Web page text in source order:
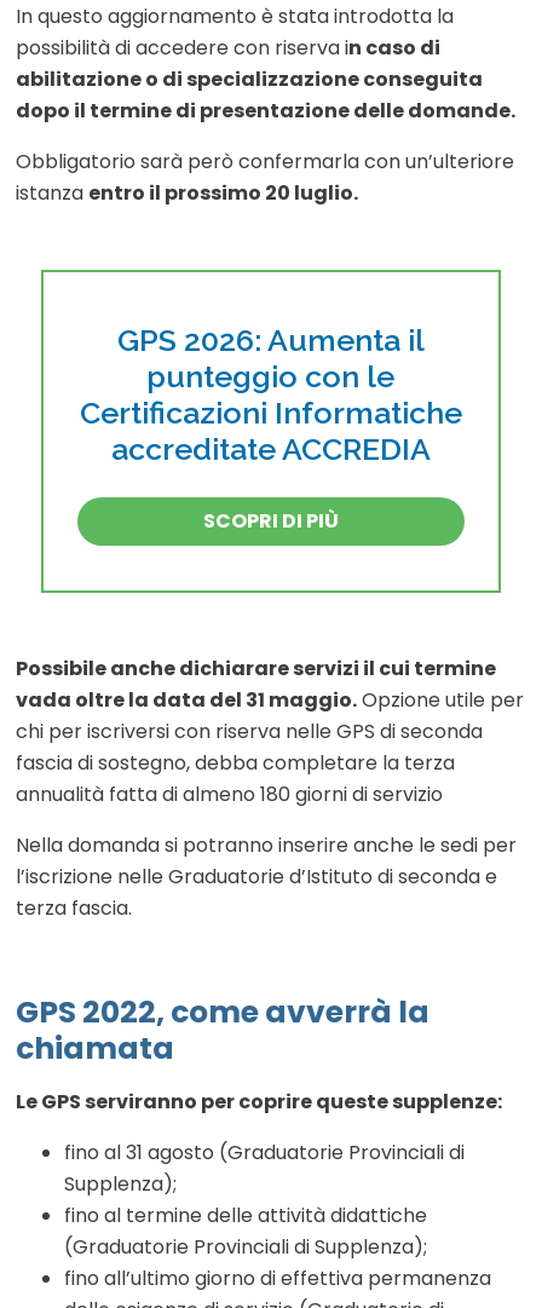
In questo aggiornamento è stata introdotta la
possibilità di accedere con riserva in caso di
abilitazione o di specializzazione conseguita
dopo il termine di presentazione delle domande.
Obbligatorio sarà però confermarla con un’ulteriore
istanza entro il prossimo 20 luglio.
GPS 2026: Aumenta il
punteggio con le
Certificazioni Informatiche
accreditate ACCREDIA
SCOPRI DI PIÙ
Possibile anche dichiarare servizi il cui termine
vada oltre la data del 31 maggio.Opzione utile per
chi per iscriversi con riserva nelle GPS di seconda
fascia di sostegno, debba completare la terza
annualità fatta di almeno 180 giorni di servizio
Nella domanda si potranno inserire anche le sedi per
l’iscrizione nelle Graduatorie d’Istituto di seconda e
terza fascia.
GPS 2022, come avverrà la
chiamata
Le GPS serviranno per coprire queste supplenze:
fino al 31 agosto (Graduatorie Provinciali di
Supplenza);
fino al termine delle attività didattiche
(Graduatorie Provinciali di Supplenza);
fino all’ultimo giorno di effettiva permanenza